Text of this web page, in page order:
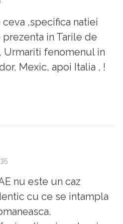
poate sustrage nimeni.
corecte și consecvent
o singură "dictatură"
legii, una pentru toți
,specifica natiei
in Tarile de
Urmariti fenomenul in
Mexic, apoi Italia , !
ca ; acolo iunde
,acolo unde
zero ,,nuvelul de
tarilor respective
,Norvegia
nu este un caz
cu ce se intampla